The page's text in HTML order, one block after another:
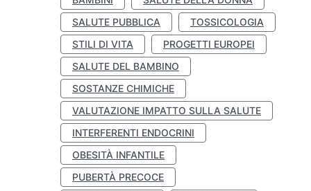
SALUTE PUBBLICA
TOSSICOLOGIA
STILI DI VITA
PROGETTI EUROPEI
SALUTE DEL BAMBINO
SOSTANZE CHIMICHE
VALUTAZIONE IMPATTO SULLA SALUTE
INTERFERENTI ENDOCRINI
OBESITÀ INFANTILE
PUBERTÀ PRECOCE